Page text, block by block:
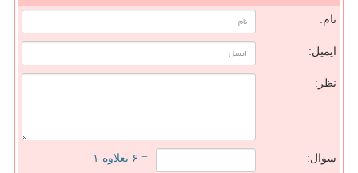
نام:
ایمیل:
نظر:
سوال: = ۶ بعلاوه ۱